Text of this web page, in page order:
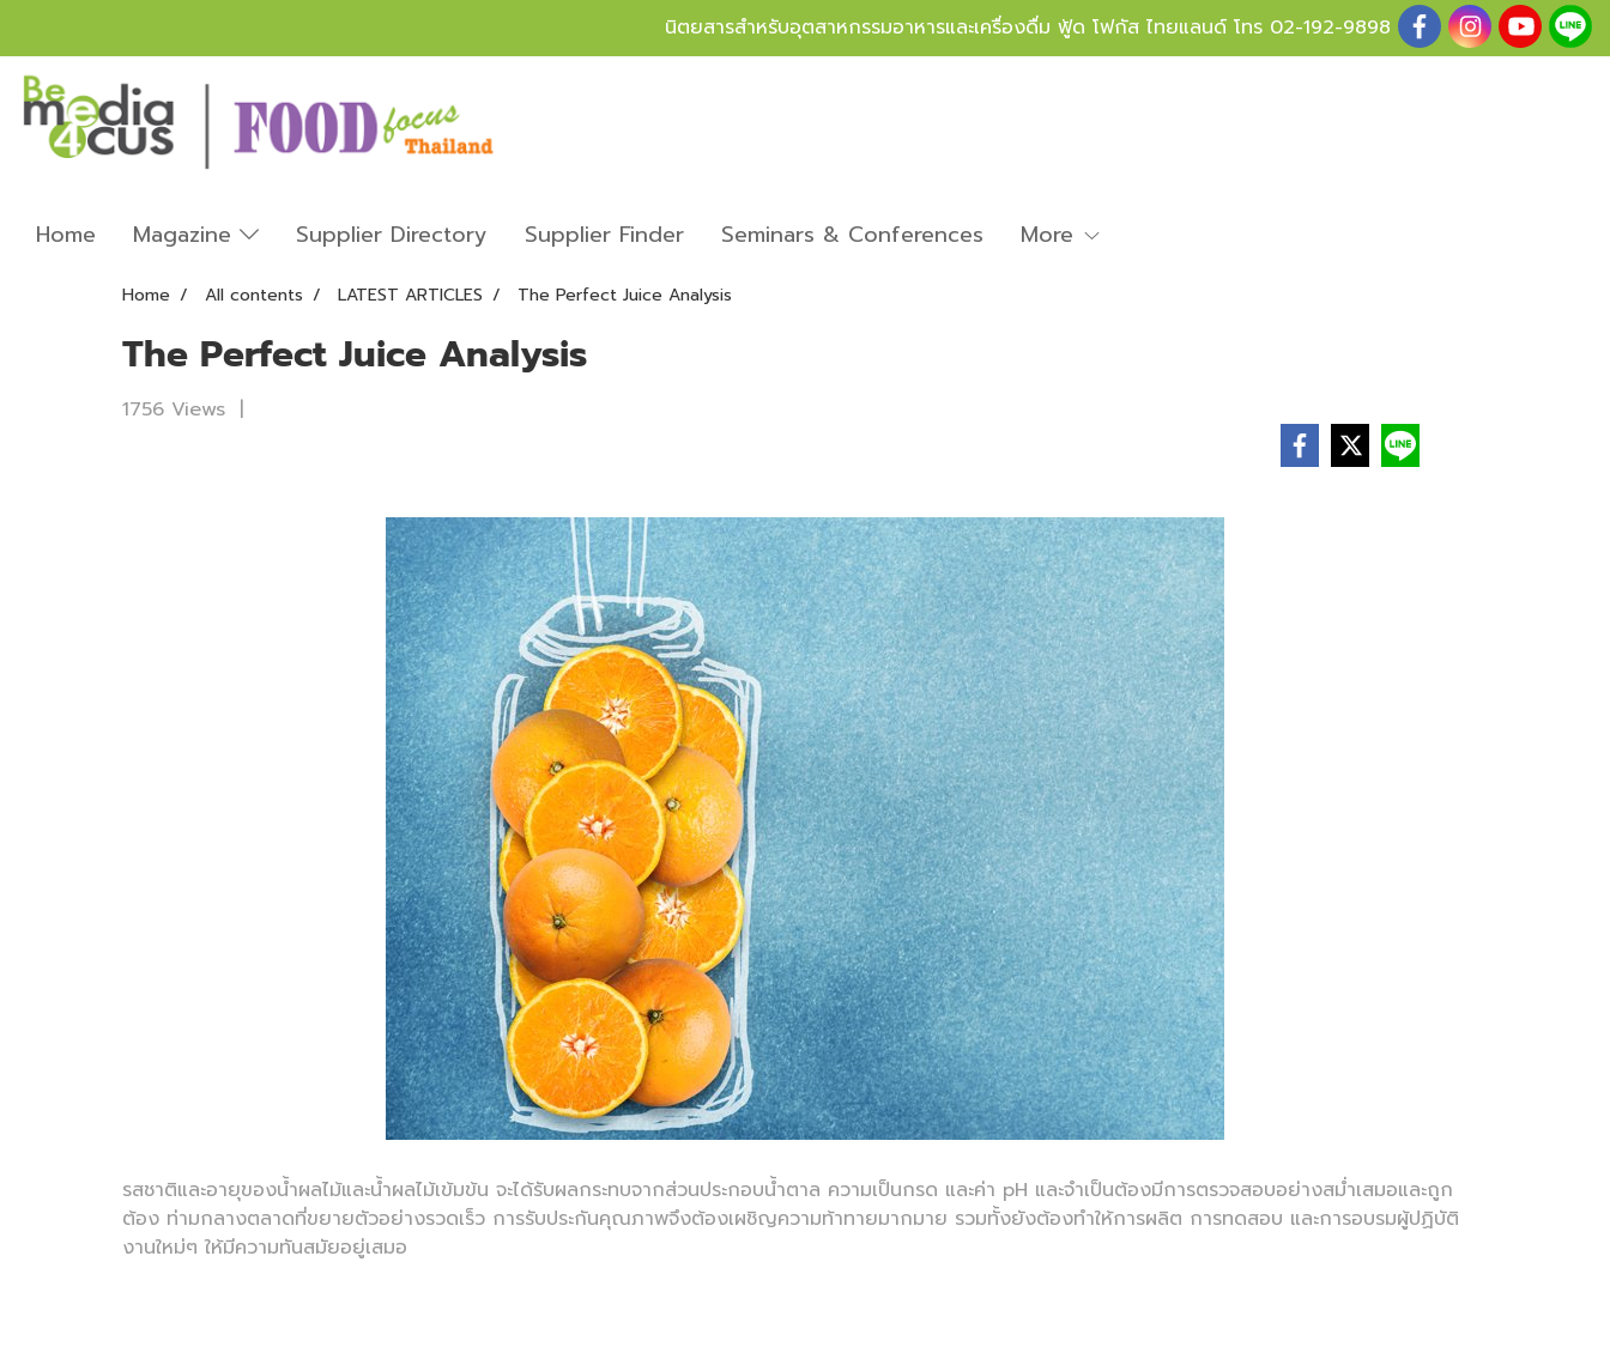
นิตยสารสำหรับอุตสาหกรรมอาหารและเครื่องดื่ม ฟู้ด โฟกัส ไทยแลนด์ โทร 02-192-9898
Home Magazine Supplier Directory Supplier Finder Seminars & Conferences More
Home All contents LATEST ARTICLES The Perfect Juice Analysis
The Perfect Juice Analysis
1756 Views |
รสชาติและอายุของน้ำผลไม้และน้ำผลไม้เข้มข้น จะได้รับผลกระทบจากส่วนประกอบน้ำตาล ความเป็นกรด และค่า pH และจำเป็นต้องมีการตรวจสอบอย่างสม่ำเสมอและถูก
ต้อง ท่ามกลางตลาดที่ขยายตัวอย่างรวดเร็ว การรับประกันคุณภาพจึงต้องเผชิญความท้าทายมากมาย รวมทั้งยังต้องทำให้การผลิต การทดสอบ และการอบรมผู้ปฏิบัติ
งานใหม่ๆ ให้มีความทันสมัยอยู่เสมอ